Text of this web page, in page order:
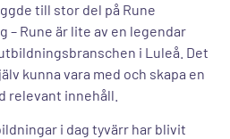
till stor del på Rune
– Rune är lite av en legendar
i Luleå. Det
kunna vara med och skapa en
relevant innehåll.
i dag tyvärr har blivit